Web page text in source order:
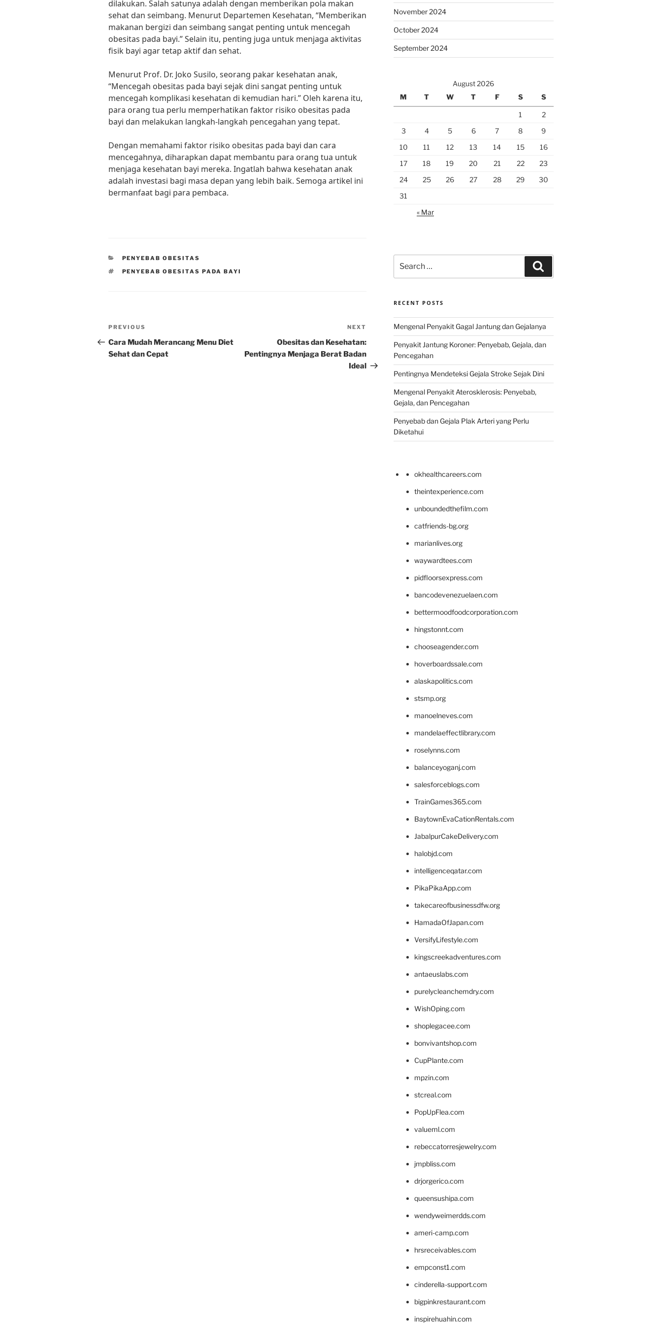
dilakukan. Salah satunya adalah dengan memberikan pola makan
sehat dan seimbang. Menurut Departemen Kesehatan, “Memberikan
makanan bergizi dan seimbang sangat penting untuk mencegah
obesitas pada bayi.” Selain itu, penting juga untuk menjaga aktivitas
fisik bayi agar tetap aktif dan sehat.
Menurut Prof. Dr. Joko Susilo, seorang pakar kesehatan anak,
“Mencegah obesitas pada bayi sejak dini sangat penting untuk
mencegah komplikasi kesehatan di kemudian hari.” Oleh karena itu,
para orang tua perlu memperhatikan faktor risiko obesitas pada
bayi dan melakukan langkah-langkah pencegahan yang tepat.
Dengan memahami faktor risiko obesitas pada bayi dan cara
mencegahnya, diharapkan dapat membantu para orang tua untuk
menjaga kesehatan bayi mereka. Ingatlah bahwa kesehatan anak
adalah investasi bagi masa depan yang lebih baik. Semoga artikel ini
bermanfaat bagi para pembaca.
CATEGORIES
PENYEBAB OBESITAS
TAGS
PENYEBAB OBESITAS PADA BAYI
Post
navigation
Previous
Post
PREVIOUS
Cara Mudah Merancang Menu Diet
Sehat dan Cepat
Post
NEXT
Obesitas dan Kesehatan:
Pentingnya Menjaga Berat Badan
Ideal
November 2024
October 2024
September 2024
August 2026
M
T W T F S S
1
2
3
4 5 6 7 8
9
10
11 12 13 14 15
16
17
18 19 20 21 22
23
24
25 26 27 28 29
30
31
« Mar
for:
RECENT POSTS
Mengenal Penyakit Gagal Jantung dan Gejalanya
Penyakit Jantung Koroner: Penyebab, Gejala, dan
Pencegahan
Pentingnya Mendeteksi Gejala Stroke Sejak Dini
Mengenal Penyakit Aterosklerosis: Penyebab,
Gejala, dan Pencegahan
Penyebab dan Gejala Plak Arteri yang Perlu
Diketahui
okhealthcareers.com
theintexperience.com
unboundedthefilm.com
catfriends-bg.org
marianlives.org
waywardtees.com
pidfloorsexpress.com
bancodevenezuelaen.com
bettermoodfoodcorporation.com
hingstonnt.com
chooseagender.com
hoverboardssale.com
alaskapolitics.com
stsmp.org
manoelneves.com
mandelaeffectlibrary.com
roselynns.com
balanceyoganj.com
salesforceblogs.com
TrainGames365.com
BaytownEvaCationRentals.com
JabalpurCakeDelivery.com
halobjd.com
intelligenceqatar.com
PikaPikaApp.com
takecareofbusinessdfw.org
HamadaOfJapan.com
VersifyLifestyle.com
kingscreekadventures.com
antaeuslabs.com
purelycleanchemdry.com
WishOping.com
shoplegacee.com
bonvivantshop.com
CupPlante.com
mpzin.com
stcreal.com
PopUpFlea.com
valueml.com
rebeccatorresjewelry.com
jmpbliss.com
drjorgerico.com
queensushipa.com
wendyweimerdds.com
ameri-camp.com
hrsreceivables.com
empconst1.com
cinderella-support.com
bigpinkrestaurant.com
inspirehuahin.com